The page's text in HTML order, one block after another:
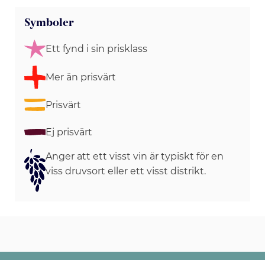
Symboler
Ett fynd i sin prisklass
Mer än prisvärt
Prisvärt
Ej prisvärt
Anger att ett visst vin är typiskt för en
viss druvsort eller ett visst distrikt.